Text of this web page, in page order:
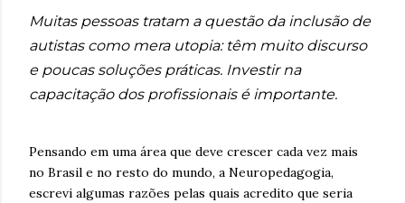
Muitas pessoas tratam a questão da inclusão de
autistas como mera utopia: têm muito discurso
e poucas soluções práticas. Investir na
capacitação dos profissionais é importante.
Pensando em uma área que deve crescer cada vez mais
no Brasil e no resto do mundo, a Neuropedagogia,
escrevi algumas razões pelas quais acredito que seria